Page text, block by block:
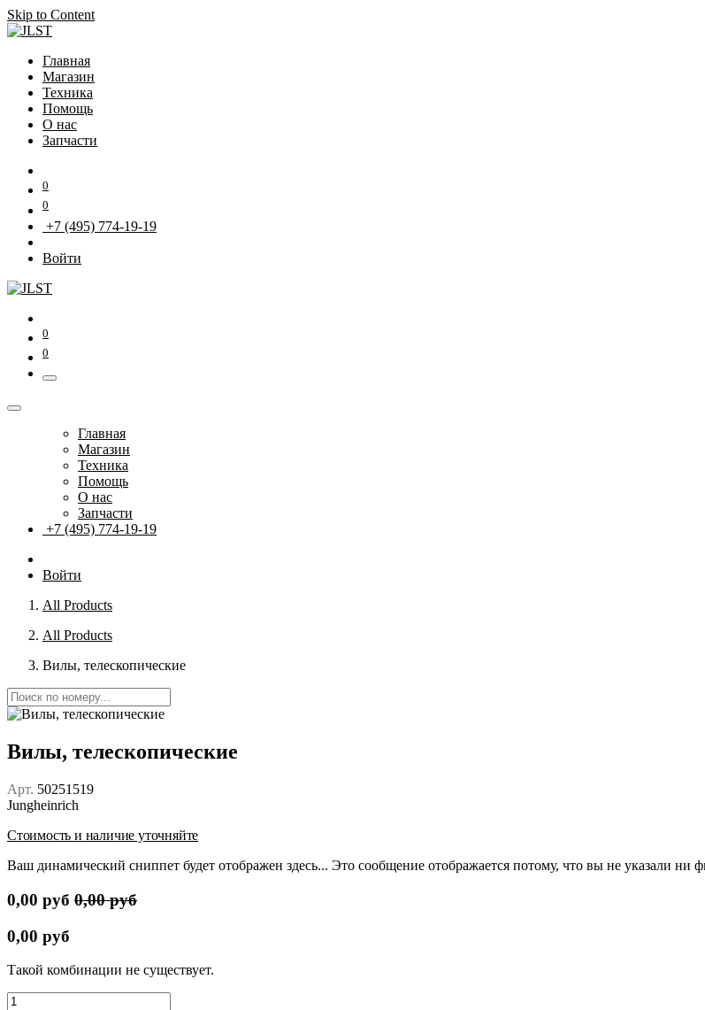
Skip to Content
Главная
Магазин
Техника
Помощь
О нас
Запчасти
0
0
+7 (495) 774-19-19
Войти
0
0
Главная
Магазин
Техника
Помощь
О нас
Запчасти
+7 (495) 774-19-19
Войти
All Products
All Products
Вилы, телескопические
Вилы, телескопические
Арт. 50251519
Jungheinrich
Стоимость и наличие уточняйте
Ваш динамический сниппет будет отображен здесь... Это сообщение отображается потому, что вы не указали ни
0,00 руб 0,00руб
0,00 руб
Такой комбинации не существует.